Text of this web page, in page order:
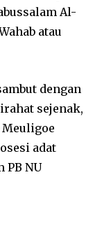
Al-
atau
dengan
sejenak,
Meuligoe
adat
PB NU